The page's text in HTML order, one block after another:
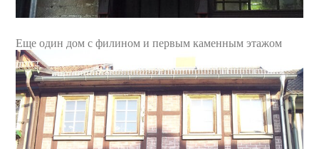
Еще один дом с филином и первым каменным этажом